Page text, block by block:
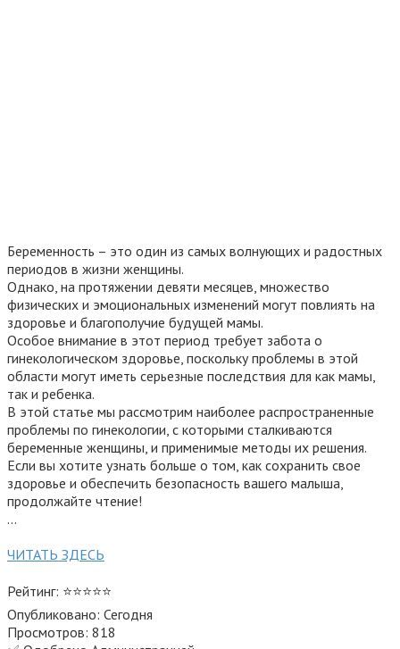
Беременность – это один из самых волнующих и радостных
периодов в жизни женщины.
Однако, на протяжении девяти месяцев, множество
физических и эмоциональных изменений могут повлиять на
здоровье и благополучие будущей мамы.
Особое внимание в этот период требует забота о
гинекологическом здоровье, поскольку проблемы в этой
области могут иметь серьезные последствия для как мамы,
так и ребенка.
В этой статье мы рассмотрим наиболее распространенные
проблемы по гинекологии, с которыми сталкиваются
беременные женщины, и применимые методы их решения.
Если вы хотите узнать больше о том, как сохранить свое
здоровье и обеспечить безопасность вашего малыша,
продолжайте чтение!
…
ЧИТАТЬ ЗДЕСЬ
Рейтинг: ⭐⭐⭐⭐⭐
Опубликовано: Сегодня
Просмотров: 818